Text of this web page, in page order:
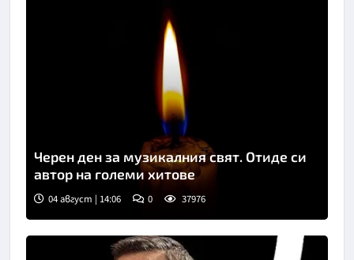
Черен ден за музикалния свят. Отиде си
автор на големи хитове
04 август | 14:06 0 37976